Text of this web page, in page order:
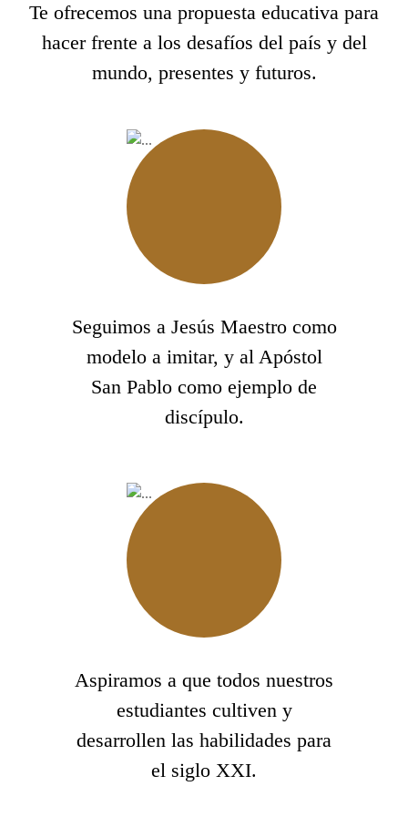
Te ofrecemos una propuesta educativa para
hacer frente a los desafíos del país y del
mundo, presentes y futuros.
Seguimos a Jesús Maestro como
modelo a imitar, y al Apóstol
San Pablo como ejemplo de
discípulo.
Aspiramos a que todos nuestros
estudiantes cultiven y
desarrollen las habilidades para
el siglo XXI.